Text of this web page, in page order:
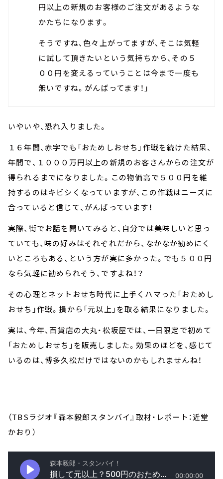
円以上の新規のお客様のご注文があるような
かたちになります。
そうですね、色々上がってますが、そこは気軽
に試して頂きたいという気持ちから、その５
００円を変えるっていうことは今まで一度も
無いですね。がんばってます！」
いやいや、恐れ入りました。
１６年間、赤字でも「おためしおせち」作戦を続けた結果、
年間で、１０００万円以上の新規のお客さんからの注文が
得られるまでになりました。この物価高で５００円を維
持するのはキビシくなっていますが、この作戦はニーズに
合っていると信じて、がんばっています！
実際、街でお話を聞いてみると、自分では美味しいと思っ
ていても、味の好みはそれぞれだから、なかなか勧めにく
いところもある、という方が実に多かった。でも５００円
なら気軽に勧められそう、ですよね！？
その心理とネットおせち時代に上手くハマった「おためし
おせち」作戦。損から「元以上」を取る結果になりました。
実は、今年、百貨店の大丸・松坂屋では、一日限定で初めて
「おためしおせち」を販売しました。効果のほどを、感じて
いるのは、博多久松だけではないのかもしれませんね！
（TBSラジオ『森本毅郎スタンバイ』取材・レポート：近堂
かおり）